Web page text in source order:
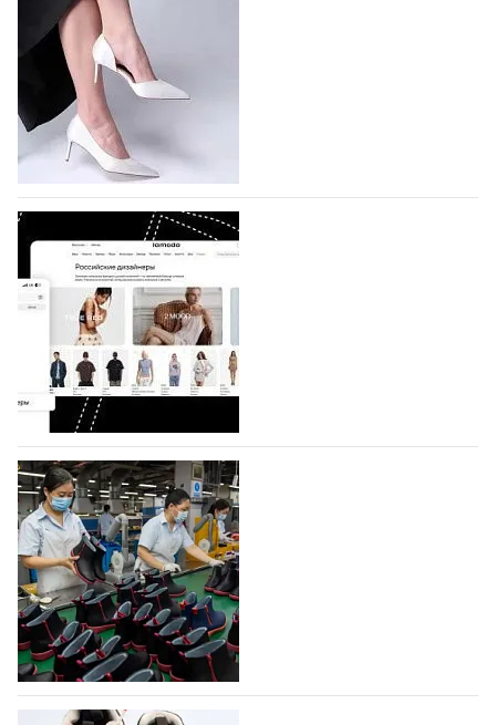
подано 1047 заявок
На участие в седьмой Московской неделе моды,
которая пройдет в российской столице с 26 сентября
по 1 октября, уже подано 1047 заявок. Примерно
половину из них (494) прислали дизайнеры,
коллекции которых не были представлены в…
07.08.2026 456
BALLINA представит свои новинки на Euro
Shoes
Компания BALLINA Guangzhou Lihuang Footwear
Co., Ltd., основанная в 2011 году и расположенная в
Гуанчжоу, столице моды Китая, является
профессиональной обувной компанией,
объединяющей разработку, производство и…
07.08.2026 317
На платформе Lamoda - новый раздел и
условия продвижения локальных
дизайнерских марок
Российский маркетплейс Lamoda решил обновить
раздел для продажи продукции локальных
дизайнерских марок одежды, обуви и аксессуаров.
Бренды также получат маркетинговую…
06.08.2026 488